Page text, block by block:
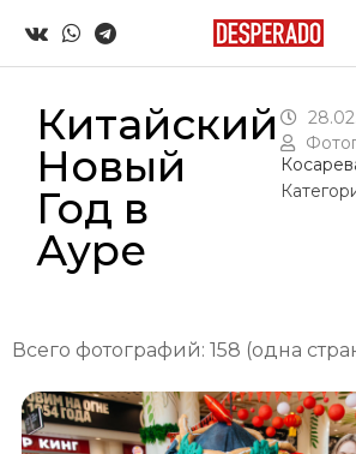
Китайский
Новый
Год в
Ауре
Всего фотографий: 158 (одна